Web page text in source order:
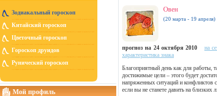
Зодиакальный гороскоп
Китайский гороскоп
Цветочный гороскоп
Гороскоп друидов
Рунический гороскоп
Мой профиль
Овен
(20 марта - 19 апреля)
прогноз на 24 октября 2010
на
характеристика знака
Благоприятный день как для работы,
достижимые цели – этого будет
напряженных ситуаций и
если вы не станете давить на